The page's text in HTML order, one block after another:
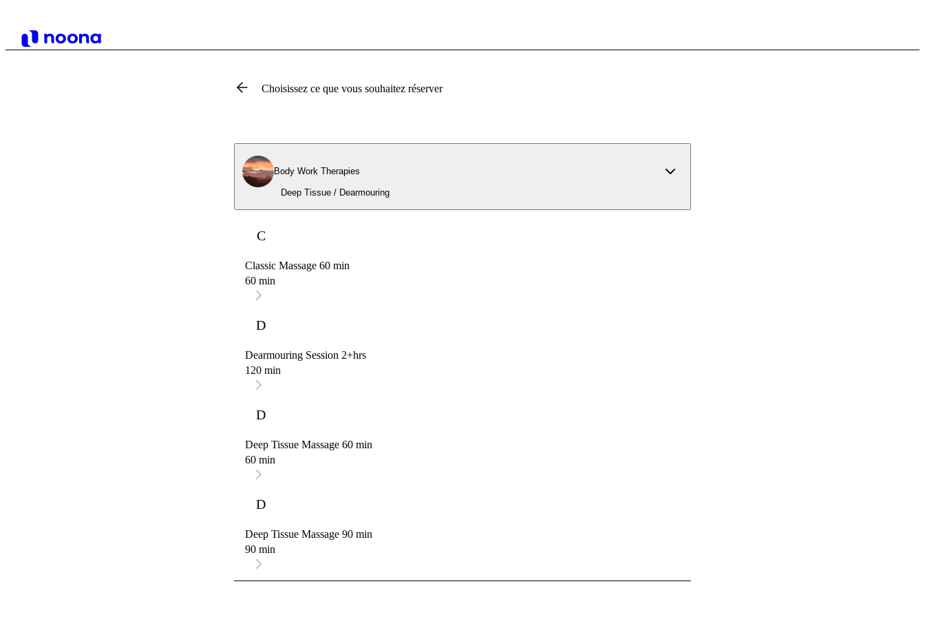
Choisissez ce que vous souhaitez réserver
Body Work Therapies
Deep Tissue / Dearmouring
C
Classic Massage 60 min
60 min
D
Dearmouring Session 2+hrs
120 min
D
Deep Tissue Massage 60 min
60 min
D
Deep Tissue Massage 90 min
90 min